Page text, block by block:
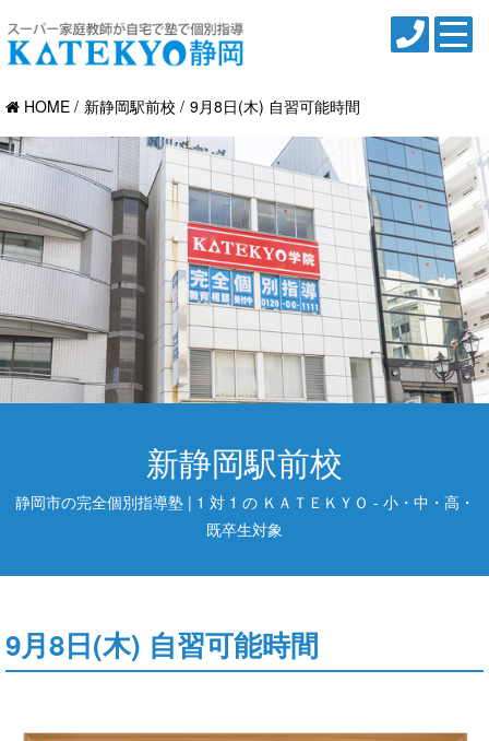
HOME 新静岡駅前校 9月8日(木) 自習可能時間
新静岡駅前校
静岡市の完全個別指導塾 | 1 対 1 の ＫＡＴＥＫＹＯ - 小・中・高・
既卒生対象
9月8日(木) 自習可能時間